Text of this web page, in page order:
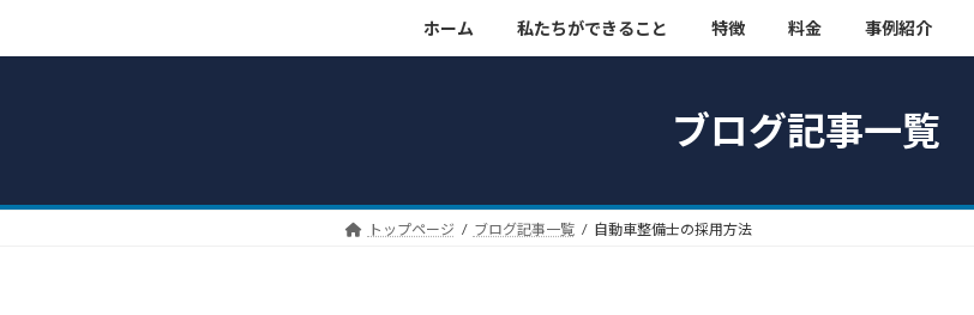
キ
に
ホーム 私たちができること 特徴 料金 事例紹介
ブログ記事一覧
トップページ ブログ記事一覧 自動車整備士の採用方法